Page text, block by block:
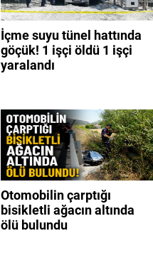
İçme suyu tünel hattında
göçük! 1 işçi öldü 1 işçi
yaralandı
Otomobilin çarptığı
bisikletli ağacın altında
ölü bulundu